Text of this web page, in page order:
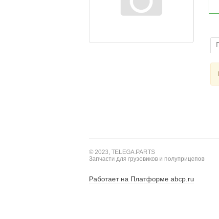
Работает на Платформе abcp.ru
© 2023, TELEGA.PARTS
Запчасти для грузовиков и полуприцепов